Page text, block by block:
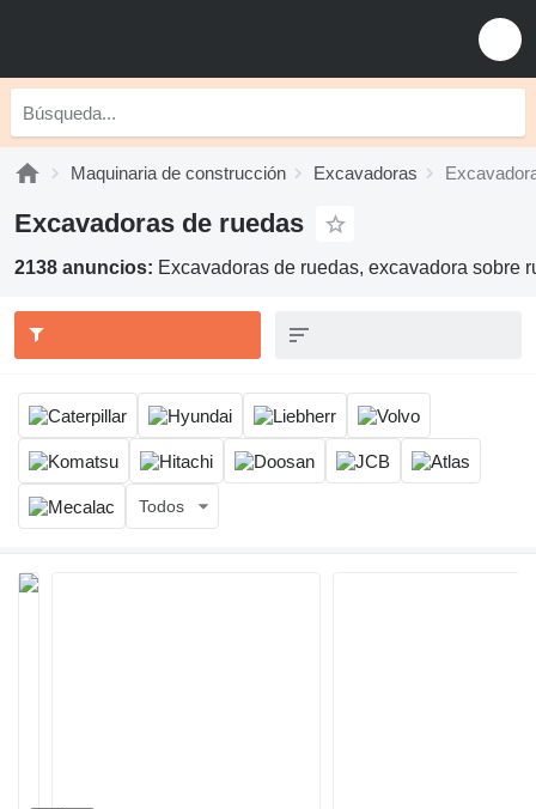
Maquinaria de construcción Excavadoras
Excavadoras de ruedas
2138 anuncios: Excavadoras de ruedas, excavadora sobre
Todos